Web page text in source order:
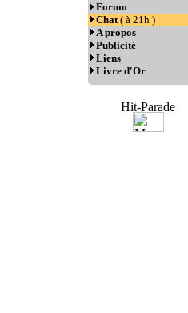
Forum
Chat( à 21h )
A propos
Publicité
Liens
Livre d'Or